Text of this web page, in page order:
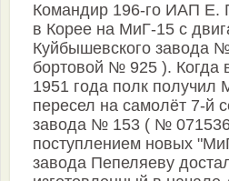
Командир 196-го ИАП Е.
в Корее на МиГ-15 с
Куйбышевского завода
бортовой № 925 ). Когда
1951 года полк получил
пересел на самолёт 7-й
завода № 153 ( №
поступлением новых
завода Пепеляеву